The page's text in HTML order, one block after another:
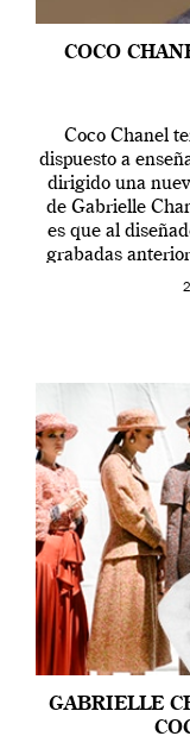
COCO
Coco Chanel
dispuesto a
dirigido una
de Gabrielle
es que al
grabadas
GABRIELLE